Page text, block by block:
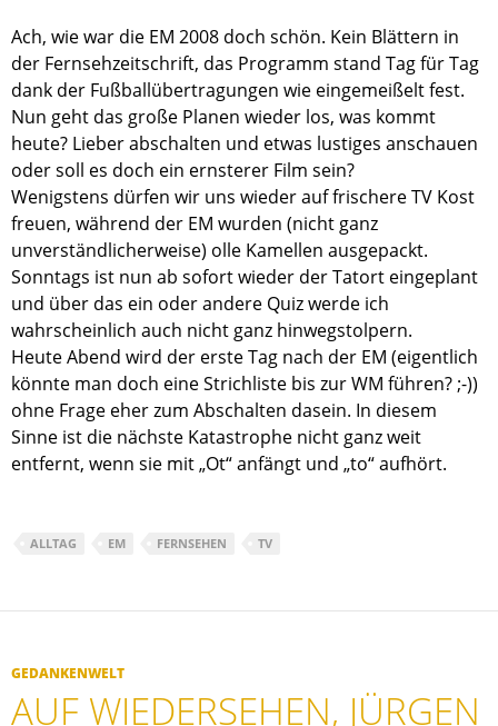
Ach, wie war die EM 2008 doch schön. Kein Blättern in
der Fernsehzeitschrift, das Programm stand Tag für Tag
dank der Fußballübertragungen wie eingemeißelt fest.
Nun geht das große Planen wieder los, was kommt
heute? Lieber abschalten und etwas lustiges anschauen
oder soll es doch ein ernsterer Film sein?
Wenigstens dürfen wir uns wieder auf frischere TV Kost
freuen, während der EM wurden (nicht ganz
unverständlicherweise) olle Kamellen ausgepackt.
Sonntags ist nun ab sofort wieder der Tatort eingeplant
und über das ein oder andere Quiz werde ich
wahrscheinlich auch nicht ganz hinwegstolpern.
Heute Abend wird der erste Tag nach der EM (eigentlich
könnte man doch eine Strichliste bis zur WM führen? ;-))
ohne Frage eher zum Abschalten dasein. In diesem
Sinne ist die nächste Katastrophe nicht ganz weit
entfernt, wenn sie mit „Ot“ anfängt und „to“ aufhört.
ALLTAG EM FERNSEHEN TV
GEDANKENWELT
AUF WIEDERSEHEN, JÜRGEN